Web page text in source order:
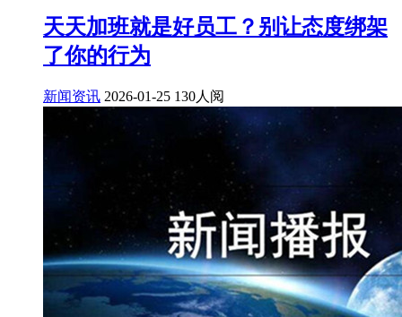
天天加班就是好员工？别让态度绑架
了你的行为
新闻资讯 2026-01-25 130人阅